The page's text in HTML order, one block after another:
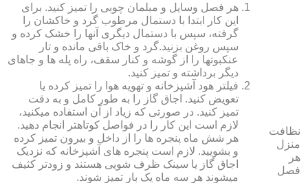
نظافت
منزل
هر
فصل
هر فصل وسایل و مبلمان چوبی را تمیز کنید. برای
این کار ابتدا با دستمال مرطوب گرد و خاک‏شان را
گرفته، سپس با دستمال دیگری آنها را خشک کرده و
سپس روغن بزنید.گرد و خاک باقی مانده و تار
عنکبوت‏ها را از گوشه و کنار سقف، راه پله‏ ها و جاهای
دیگر برداشته و تمیز کنید.
فیلتر هود آشپزخانه و تهویه هوا را تمیز کرده یا
تعویض کنید. اجاق گاز را به طور کامل و به دقت
تمیز کنید. در صورتی که زیاد از آن استفاده می‏کنید،
لازم است این کار را در فواصل کوتاه‏تر انجام دهید.
هر شش ماه پنجره‏ ها را از داخل و بیرون تمیز کرده
و بشویید. لازم است پنجره‏ های آشپزخانه که نزدیک
اجاق گاز یا سینک ظرف شویی هستند و زودتر کثیف
می‏شوند هر سه ماه یک بار تمیز شوند.